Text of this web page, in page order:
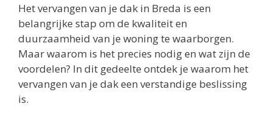
Het vervangen van je dak in Breda is een
belangrijke stap om de kwaliteit en
duurzaamheid van je woning te waarborgen.
Maar waarom is het precies nodig en wat zijn de
voordelen? In dit gedeelte ontdek je waarom het
vervangen van je dak een verstandige beslissing
is.